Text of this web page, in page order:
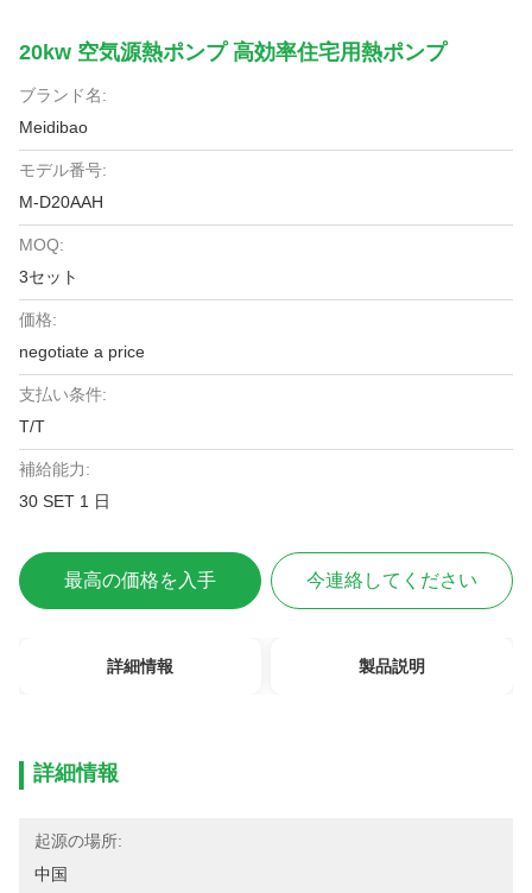
20kw 空気源熱ポンプ 高効率住宅用熱ポンプ
ブランド名:
Meidibao
モデル番号:
M-D20AAH
MOQ:
3セット
価格:
negotiate a price
支払い条件:
T/T
補給能力:
30 SET 1 日
最高の価格を入手 今連絡してください
詳細情報 製品説明
詳細情報
起源の場所:
中国